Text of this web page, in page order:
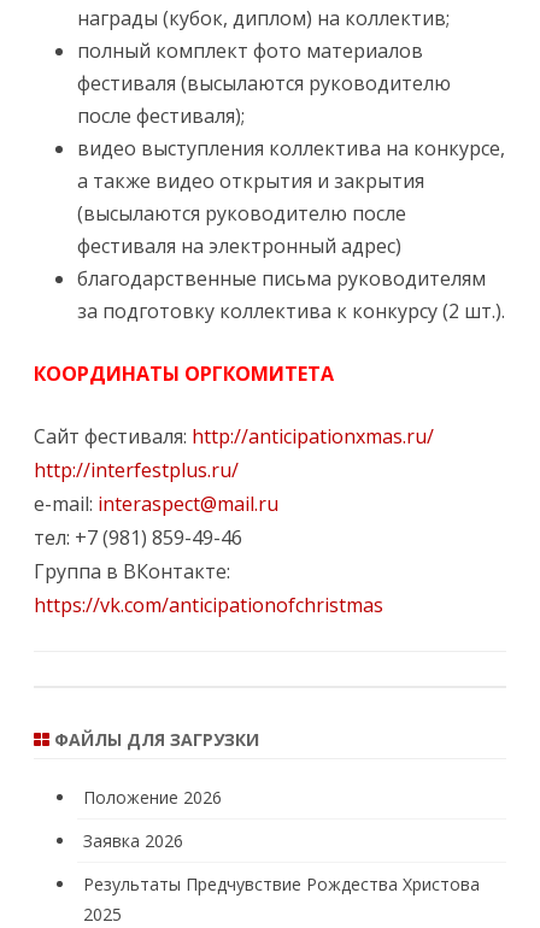
награды (кубок, диплом) на коллектив;
полный комплект фото материалов
фестиваля (высылаются руководителю
после фестиваля);
видео выступления коллектива на конкурсе,
а также видео открытия и закрытия
(высылаются руководителю после
фестиваля на электронный адрес)
благодарственные письма руководителям
за подготовку коллектива к конкурсу (2 шт.).
КООРДИНАТЫ ОРГКОМИТЕТА
Сайт фестиваля: http://anticipationxmas.ru/
http://interfestplus.ru/
e-mail: interaspect@mail.ru
тел: +7 (981) 859-49-46
Группа в ВКонтакте:
https://vk.com/anticipationofchristmas
ФАЙЛЫ ДЛЯ ЗАГРУЗКИ
Положение 2026
Заявка 2026
Результаты Предчувствие Рождества Христова
2025